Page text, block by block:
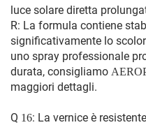
luce solare diretta
R: La formula contiene
significativamente lo
uno spray professionale
durata, consigliamo
maggiori dettagli.
Q 16: La vernice è